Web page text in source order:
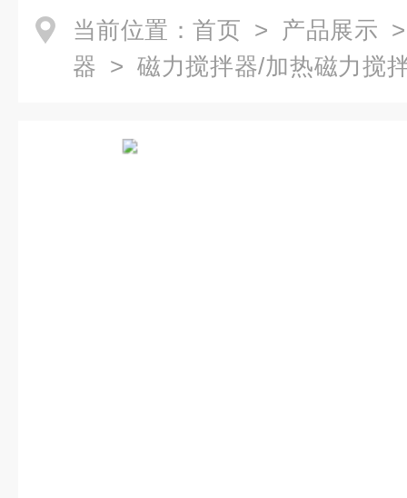
当前位置： 首页 > 产品展示
器 > 磁力搅拌器/加热磁力搅